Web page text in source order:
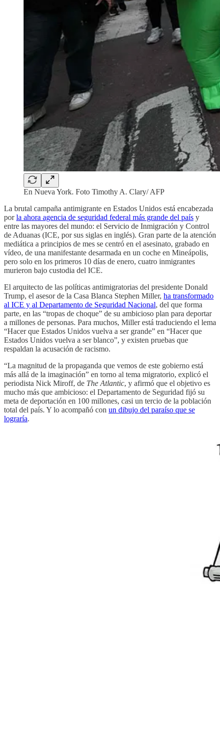
En Nueva York. Foto Timothy A. Clary/ AFP
La brutal campaña antimigrante en Estados Unidos está encabezada
porla ahora agencia de seguridad federal más grande del país y
entre las mayores del mundo: el Servicio de Inmigración y Control
de Aduanas (ICE, por sus siglas en inglés). Gran parte de la atención
mediática a principios de mes se centró en el asesinato, grabado en
vídeo, de una manifestante desarmada en un coche en Mineápolis,
pero solo en los primeros 10 días de enero, cuatro inmigrantes
murieron bajo custodia del ICE.
El arquitecto de las políticas antimigratorias del presidente Donald
Trump, el asesor de la Casa Blanca Stephen Miller, ha transformado
al ICE y al Departamento de Seguridad Nacional, del que forma
parte, en las “tropas de choque” de su ambicioso plan para deportar
a millones de personas. Para muchos, Miller está traduciendo el lema
“Hacer que Estados Unidos vuelva a ser grande” en “Hacer que
Estados Unidos vuelva a ser blanco”, y existen pruebas que
respaldan la acusación de racismo.
“La magnitud de la propaganda que vemos de este gobierno está
más allá de la imaginación” en torno al tema migratorio, explicó el
periodista Nick Miroff, de The Atlantic, y afirmó que el objetivo es
mucho más que ambicioso: el Departamento de Seguridad fijó su
meta de deportación en 100 millones, casi un tercio de la población
total del país. Y lo acompañó con un dibujo del paraíso que se
lograría.